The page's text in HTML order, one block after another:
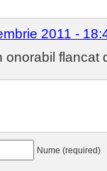
2011 -
onorabil flancat
Nume (required)